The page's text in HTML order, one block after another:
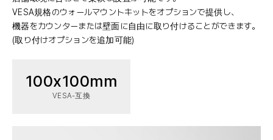
VESA規格のウォールマウントキットをオプションで提供し、
機器をカウンターまたは壁面に自由に取り付けることができます。
(取り付けオプションを追加可能)
100x100mm
VESA-互換